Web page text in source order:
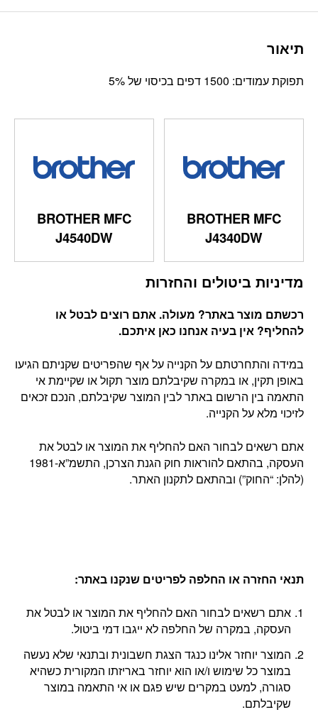
תיאור
תפוקת עמודים: 1500 דפים בכיסוי של 5%
BROTHER MFC
J4340DW
BROTHER MFC
J4540DW
מדיניות ביטולים והחזרות
רכשתם מוצר באתר? מעולה. אתם רוצים לבטל או
להחליף? אין בעיה אנחנו כאן איתכם.
במידה והתחרטתם על הקנייה על אף שהפריטים שקניתם הגיעו
באופן תקין, או במקרה שקיבלתם מוצר תקול או שקיימת אי
התאמה בין הרשום באתר לבין המוצר שקיבלתם, הנכם זכאים
לזיכוי מלא על הקנייה.
אתם רשאים לבחור האם להחליף את המוצר או לבטל את
העסקה, בהתאם להוראות חוק הגנת הצרכן, התשמ”א-1981
(להלן: “החוק”) ובהתאם לתקנון האתר.
תנאי החזרה או החלפה לפריטים שנקנו באתר:
אתם רשאים לבחור האם להחליף את המוצר או לבטל את
העסקה, במקרה של החלפה לא ייגבו דמי ביטול.
המוצר יוחזר אלינו כנגד הצגת חשבונית ובתנאי שלא נעשה
במוצר כל שימוש ו/או הוא יוחזר באריזתו המקורית כשהיא
סגורה, למעט במקרים שיש פגם או אי התאמה במוצר
שקיבלתם.